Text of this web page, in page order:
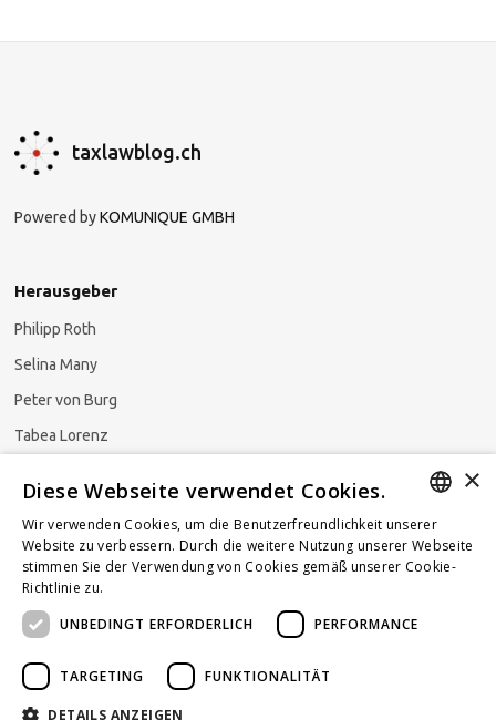
taxlawblog.ch
Powered byKOMUNIQUE GMBH
Herausgeber
Philipp Roth
Selina Many
Peter von Burg
Tabea Lorenz
Newsletter abonnieren
GERMAN
FRENCH
×
Diese Webseite verwendet Cookies.
Wir verwenden Cookies, um die Benutzerfreundlichkeit unserer
Website zu verbessern. Durch die weitere Nutzung unserer Webseite
stimmen Sie der Verwendung von Cookies gemäß unserer Cookie-
Richtlinie zu.
UNBEDINGT ERFORDERLICH
PERFORMANCE
TARGETING FUNKTIONALITÄT
DETAILS ANZEIGEN